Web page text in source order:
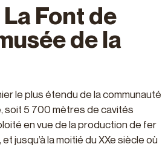
Font de
de la
le plus étendu de la communauté
soit 5 700 mètres de cavités
en vue de la production de fer
jusqu’à la moitié du XXe siècle où